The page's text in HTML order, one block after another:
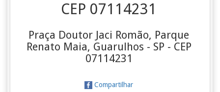
CEP 07114231
Praça Doutor Jaci Romão, Parque
Renato Maia, Guarulhos - SP - CEP
07114231
Compartilhar